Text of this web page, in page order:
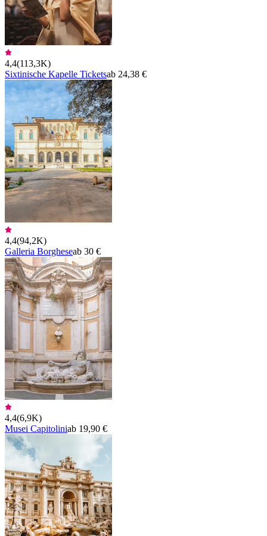
4,4(113,3K)
Sixtinische Kapelle Ticketsab 24,38 €
4,4(94,2K)
Galleria Borgheseab 30 €
4,4(6,9K)
Musei Capitoliniab 19,90 €